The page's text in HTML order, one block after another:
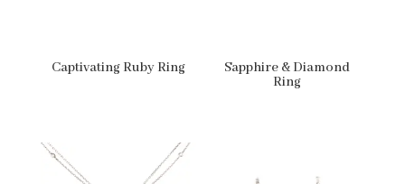
Captivating Ruby Ring
Sapphire & Diamond
Ring